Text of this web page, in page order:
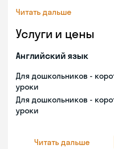
Читать дальше
Услуги и цены
Английский язык
Для дошкольников -
уроки
Для дошкольников -
уроки
Читать дальше